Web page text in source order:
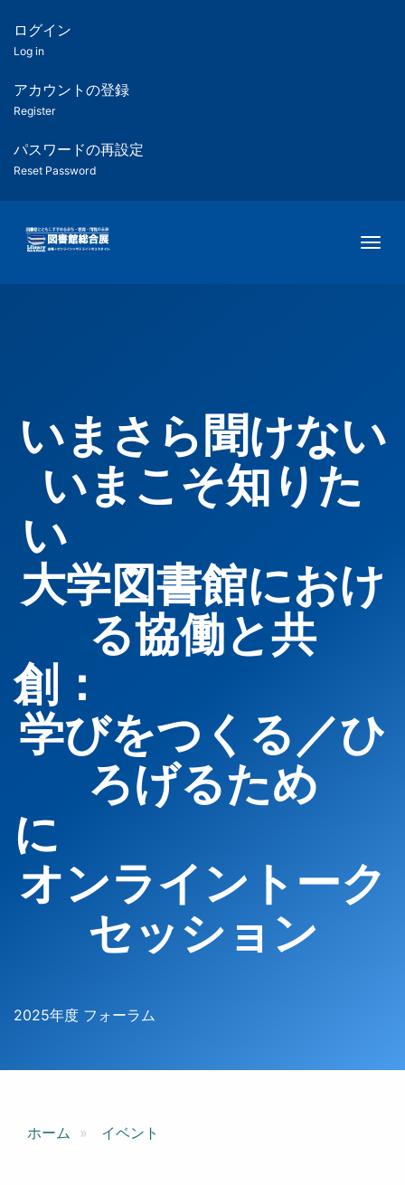
ツ
匿
名
ユ
ー
ー
用
メ
ログイン
Log in
アカウントの登録
Register
パスワードの再設定
Reset Password
いまさら聞けない
いまこそ知りた
い
大学図書館におけ
る協働と共
創
学びをつくる／ひ
ろげるため
オンライントーク
セッション
2025年度 フォーラム
ホーム イベント